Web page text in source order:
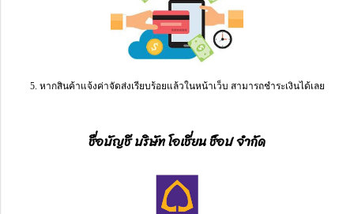
5. หากสินค้าแจ้งค่าจัดส่งเรียบร้อยแล้วในหน้าเว็บ สามารถชำระเงินได้เลย
ชื่อบัญชี บริษัท โอเชี่ยน ช็อป จำกัด